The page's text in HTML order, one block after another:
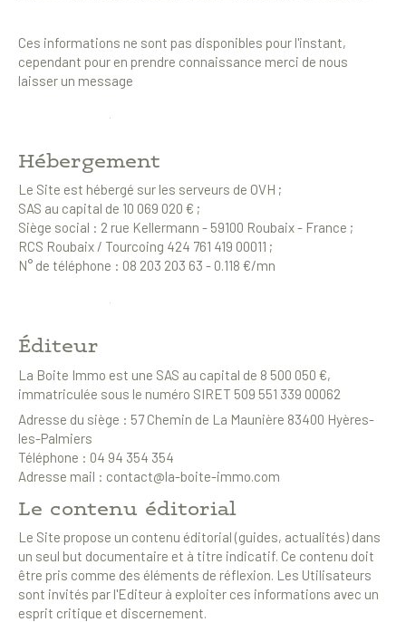
Ces informations ne sont pas disponibles pour l'instant,
cependant pour en prendre connaissance merci de nous
laisser un message
Hébergement
Le Site est hébergé sur les serveurs de OVH ;
SAS au capital de 10 069 020 € ;
Siège social : 2 rue Kellermann - 59100 Roubaix - France ;
RCS Roubaix / Tourcoing 424 761 419 00011 ;
N° de téléphone : 08 203 203 63 - 0.118 €/mn
Éditeur
La Boite Immo est une SAS au capital de 8 500 050 €,
immatriculée sous le numéro SIRET 509 551 339 00062
Adresse du siège : 57 Chemin de La Maunière 83400 Hyères-
les-Palmiers
Téléphone : 04 94 354 354
Adresse mail : contact@la-boite-immo.com
Le contenu éditorial
Le Site propose un contenu éditorial (guides, actualités) dans
un seul but documentaire et à titre indicatif. Ce contenu doit
être pris comme des éléments de réflexion. Les Utilisateurs
sont invités par l'Editeur à exploiter ces informations avec un
esprit critique et discernement.
Coups de coeur Exclusivités
RECHERCHER